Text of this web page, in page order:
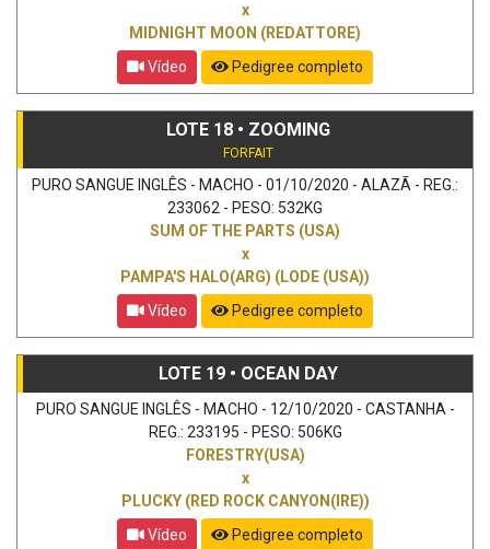
x
MIDNIGHT MOON (REDATTORE)
Vídeo
Pedigree completo
LOTE 18 • ZOOMING
FORFAIT
PURO SANGUE INGLÊS - MACHO - 01/10/2020 - ALAZÃ - REG.:
233062 - PESO: 532KG
SUM OF THE PARTS (USA)
x
PAMPA'S HALO(ARG) (LODE (USA))
Vídeo
Pedigree completo
LOTE 19 • OCEAN DAY
PURO SANGUE INGLÊS - MACHO - 12/10/2020 - CASTANHA -
REG.: 233195 - PESO: 506KG
FORESTRY(USA)
x
PLUCKY (RED ROCK CANYON(IRE))
Vídeo
Pedigree completo